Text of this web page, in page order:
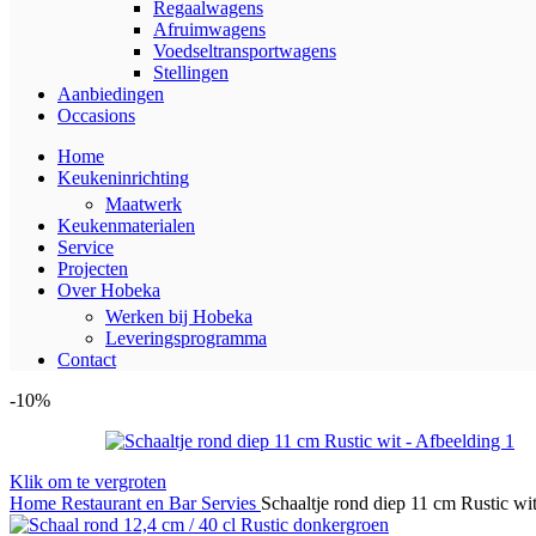
Regaalwagens
Afruimwagens
Voedseltransportwagens
Stellingen
Aanbiedingen
Occasions
Home
Keukeninrichting
Maatwerk
Keukenmaterialen
Service
Projecten
Over Hobeka
Werken bij Hobeka
Leveringsprogramma
Contact
-10%
Klik om te vergroten
Home Restaurant en Bar Servies Schaaltje rond diep 11 cm Rustic wit